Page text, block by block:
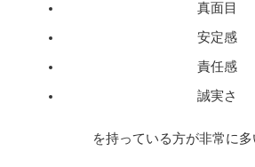
真面目
安定感
責任感
誠実さ
を持っている方が非常に多